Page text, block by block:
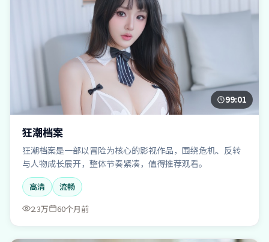
99:01
狂潮档案
狂潮档案是一部以冒险为核心的影视作品，围绕危机、反转
与人物成长展开，整体节奏紧凑，值得推荐观看。
高清
流畅
2.3万
60个月前